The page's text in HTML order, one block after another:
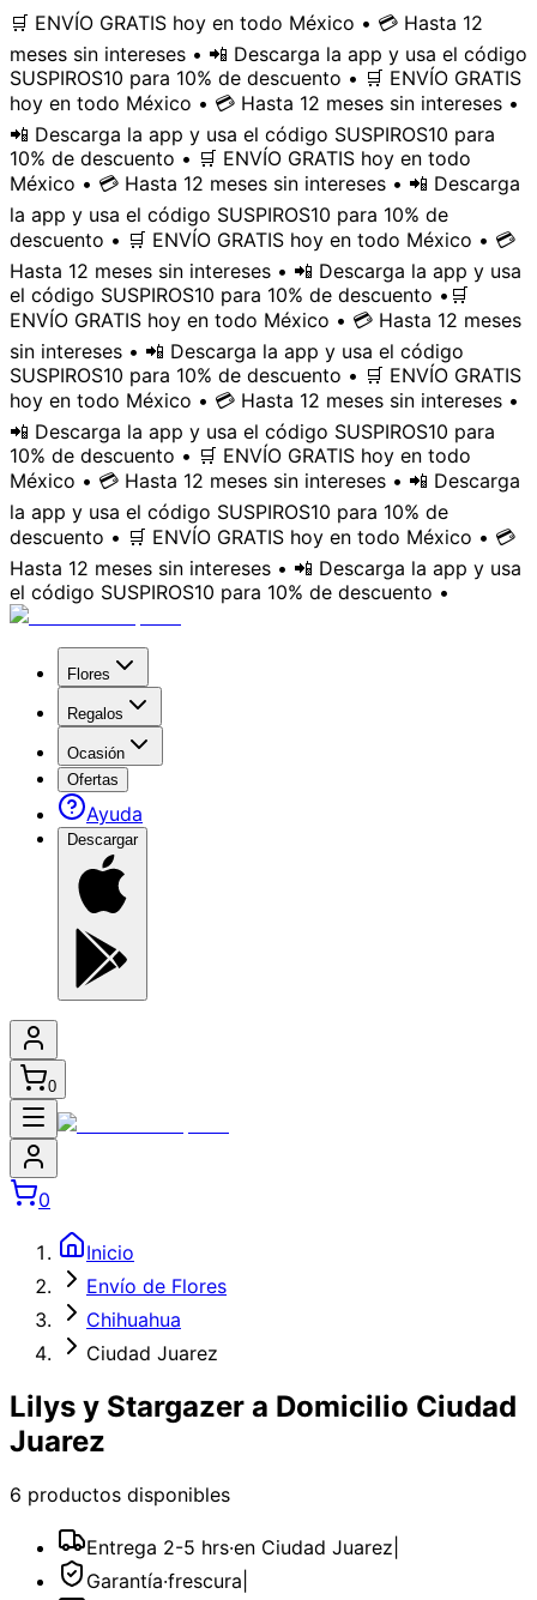
🛒 ENVÍO GRATIS hoy en todo México • 💳 Hasta 12
meses sin intereses • 📲 Descarga la app y usa el código
SUSPIROS10 para 10% de descuento • 🛒 ENVÍO GRATIS
hoy en todo México • 💳 Hasta 12 meses sin intereses •
📲 Descarga la app y usa el código SUSPIROS10 para
10% de descuento • 🛒 ENVÍO GRATIS hoy en todo
México • 💳 Hasta 12 meses sin intereses • 📲 Descarga
la app y usa el código SUSPIROS10 para 10% de
descuento • 🛒 ENVÍO GRATIS hoy en todo México • 💳
Hasta 12 meses sin intereses • 📲 Descarga la app y usa
el código SUSPIROS10 para 10% de descuento • 🛒
ENVÍO GRATIS hoy en todo México • 💳 Hasta 12 meses
sin intereses • 📲 Descarga la app y usa el código
SUSPIROS10 para 10% de descuento • 🛒 ENVÍO GRATIS
hoy en todo México • 💳 Hasta 12 meses sin intereses •
📲 Descarga la app y usa el código SUSPIROS10 para
10% de descuento • 🛒 ENVÍO GRATIS hoy en todo
México • 💳 Hasta 12 meses sin intereses • 📲 Descarga
la app y usa el código SUSPIROS10 para 10% de
descuento • 🛒 ENVÍO GRATIS hoy en todo México • 💳
Hasta 12 meses sin intereses • 📲 Descarga la app y usa
el código SUSPIROS10 para 10% de descuento •
Flores
Regalos
Ocasión
Ofertas
Ayuda
Descargar
0
0
Inicio
Envío de Flores
Chihuahua
Ciudad Juarez
Lilys y Stargazer a Domicilio Ciudad
Juarez
6 productos disponibles
Entrega 2-5 hrs·en Ciudad Juarez
Garantía·frescura